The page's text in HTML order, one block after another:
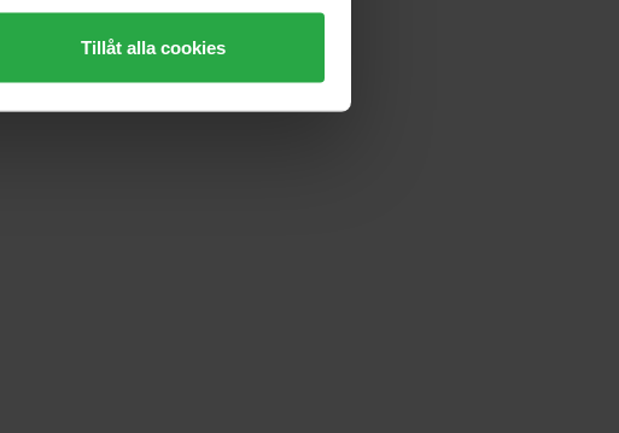
Tillåt alla cookies